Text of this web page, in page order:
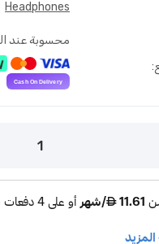
Headphones
محسوبة عند
:
1